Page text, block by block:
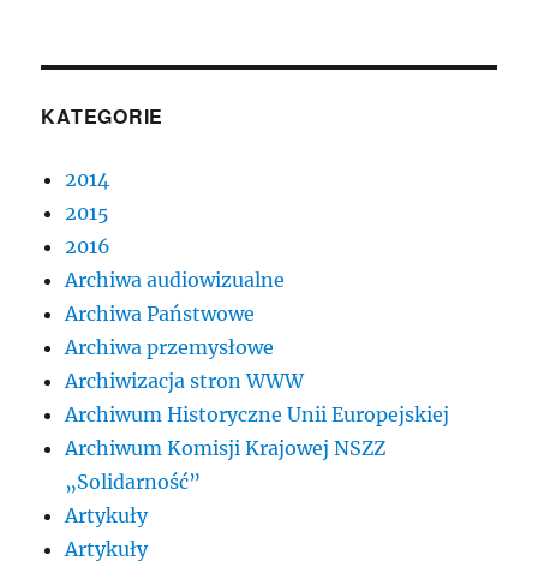
KATEGORIE
2014
2015
2016
Archiwa audiowizualne
Archiwa Państwowe
Archiwa przemysłowe
Archiwizacja stron WWW
Archiwum Historyczne Unii Europejskiej
Archiwum Komisji Krajowej NSZZ
„Solidarność”
Artykuły
Artykuły